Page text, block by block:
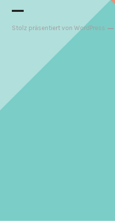
Stolz präsentiert von WordPress